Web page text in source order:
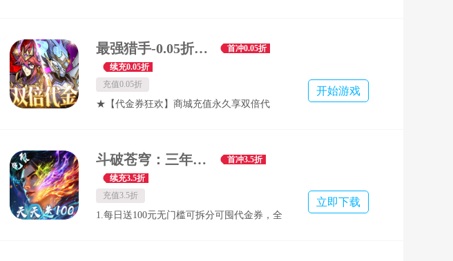
100元真充卡
最强猎手-0.05折6480双倍代金-混服
首冲0.05折
续充0.05折
充值0.05折
★【代金券狂欢】商城充值永久享双倍代
海量资源无限领取，养成极致自由 ★【免费
6480天天领】零门槛无限制，每日登录直接
领取6480不限时可拆分永久代金券 ★【活跃
再赢6480】激活战令，完成每日活跃任务，
开始游戏
斗破苍穹：三年之约-3.5折免费版
首冲3.5折
续充3.5折
充值3.5折
1.每日送100元无门槛可拆分可囤代金券，全
立即下载